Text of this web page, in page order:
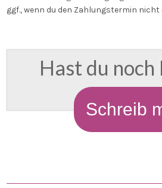
ggf., wenn du den Zahlungstermin
Hast du noch
Schreib